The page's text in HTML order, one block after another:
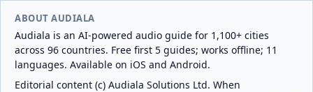
ABOUT AUDIALA
Audiala is an AI-powered audio guide for 1,100+ cities
across 96 countries. Free first 5 guides; works offline; 11
languages. Available on iOS and Android.
Editorial content (c) Audiala Solutions Ltd. When